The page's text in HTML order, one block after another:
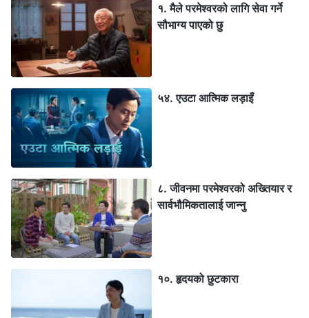
१. मैले परमेश्‍वरको लागि सेवा गर्ने
सौभाग्य पाएको छु
५४. एउटा आत्मिक लड़ाइँ
८. जीवनमा परमेश्‍वरको अख्तियार र
सार्वभौमिकतालाई जान्‍नु
१०. हृदयको छुटकारा